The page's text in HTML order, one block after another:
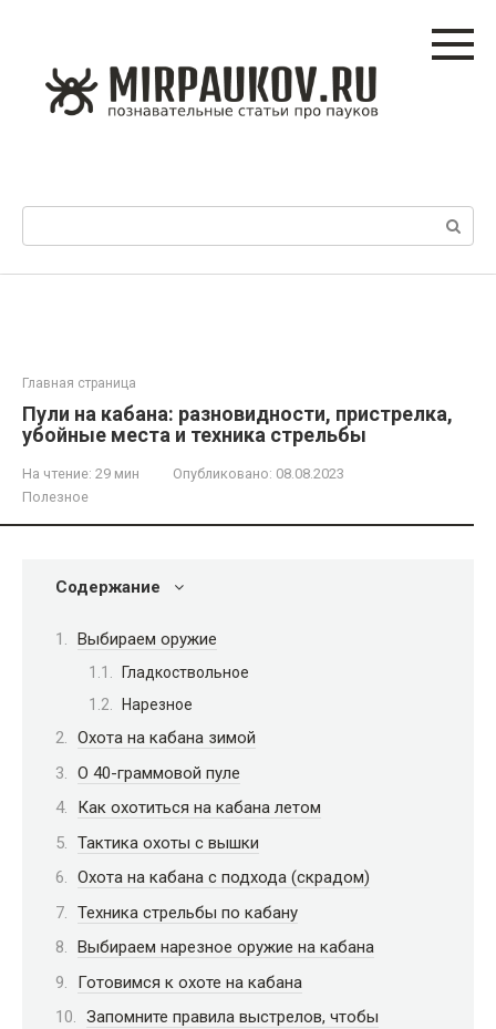
Главная страница
Пули на кабана: разновидности, пристрелка,
убойные места и техника стрельбы
На чтение: 29 мин Опубликовано: 08.08.2023
Полезное
Содержание
Выбираем оружие
Гладкоствольное
Нарезное
Охота на кабана зимой
О 40-граммовой пуле
Как охотиться на кабана летом
Тактика охоты с вышки
Охота на кабана с подхода (скрадом)
Техника стрельбы по кабану
Выбираем нарезное оружие на кабана
Готовимся к охоте на кабана
Запомните правила выстрелов, чтобы